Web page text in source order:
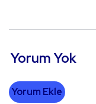
Yorum Yok
Yorum Ekle